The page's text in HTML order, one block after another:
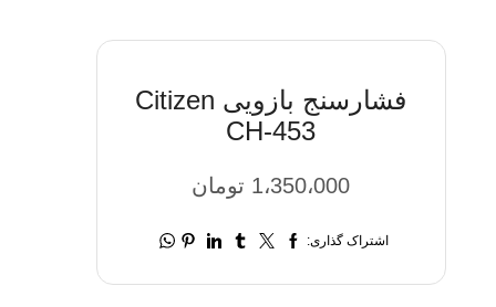
فشارسنج بازویی Citizen
CH-453
1،350،000 تومان
اشتراک گذاری: